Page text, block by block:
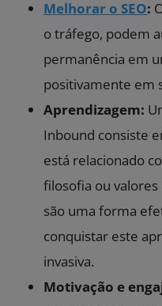
Melhorar o SEO:
o tráfego, podem
permanência em
positivamente em
Aprendizagem:
Inbound consiste
está relacionado
filosofia ou
são uma forma
conquistar este
invasiva.
Motivação e